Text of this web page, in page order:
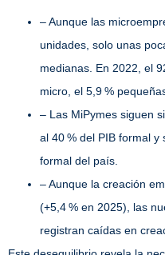
– Aunque las
unidades, solo unas
medianas. En 2022, el
micro, el 5,9 %
– Las MiPymes siguen
al 40 % del PIB formal y
formal del país.
– Aunque la creación
(+5,4 % en 2025), las
registran caídas en